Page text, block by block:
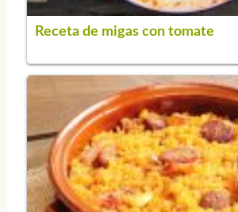
Receta de migas con tomate